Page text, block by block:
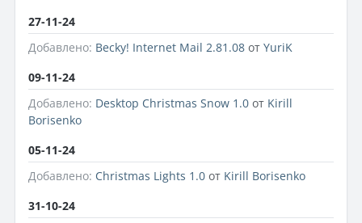
27-11-24
Добавлено: Becky! Internet Mail 2.81.08 от YuriK
09-11-24
Добавлено: Desktop Christmas Snow 1.0 от Kirill
Borisenko
05-11-24
Добавлено: Christmas Lights 1.0 от Kirill Borisenko
31-10-24